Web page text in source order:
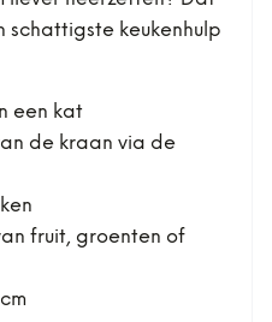
schattigste keukenhulp
een kat
de kraan via de
fruit, groenten of